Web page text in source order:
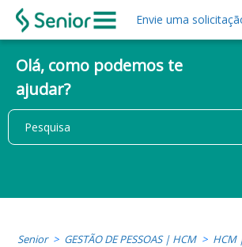
Envie uma
Olá, como podemos te
ajudar?
Senior GESTÃO DE PESSOAS | HCM
HCM